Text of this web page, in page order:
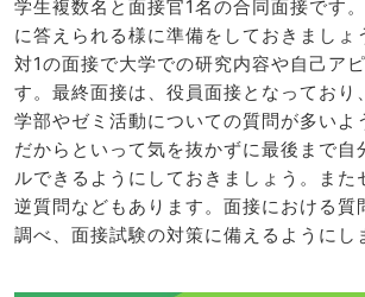
学生複数名と面接官1名の合同面接です
に答えられる様に準備をしておきましょ
対1の面接で大学での研究内容や自己ア
す。最終面接は、役員面接となっており
学部やゼミ活動についての質問が多いよ
だからといって気を抜かずに最後まで自
ルできるようにしておきましょう。また
逆質問などもあります。面接における質
調べ、面接試験の対策に備えるようにし